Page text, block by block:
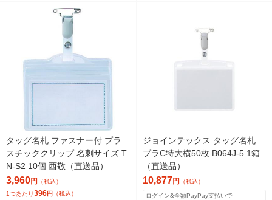
タッグ名札 ファスナー付 プラ
スチッククリップ 名刺サイズ T
N-S2 10個 西敬（直送品）
3,960円
（税込）
1つあたり396円 （税込）
ジョインテックス タッグ名札
プラC特大横50枚 B064J-5 1箱
（直送品）
10,877円 （税込）
ログイン&全額PayPay支払いで